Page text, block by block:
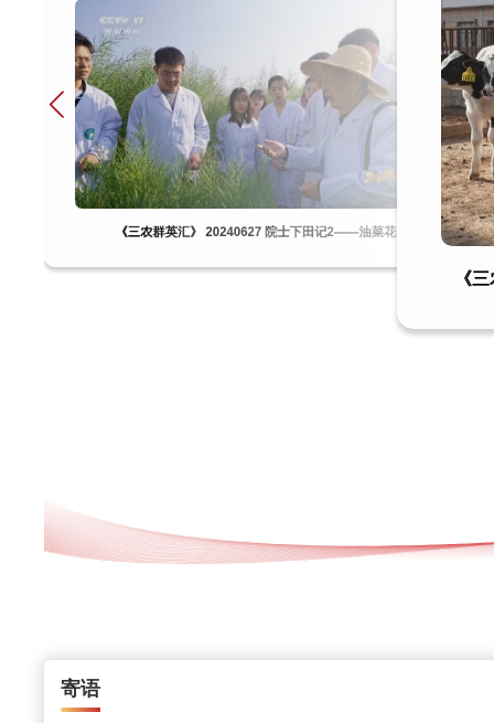
院士下田记2——火辣辣的梦想
《三农群英汇》 20240627 院士下田记2——油菜花开
《
寄语